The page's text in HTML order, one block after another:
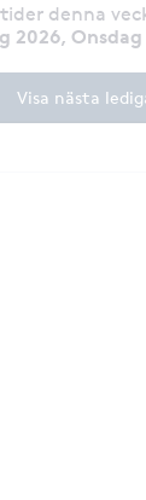
denna
2026, Onsdag
Visa nästa